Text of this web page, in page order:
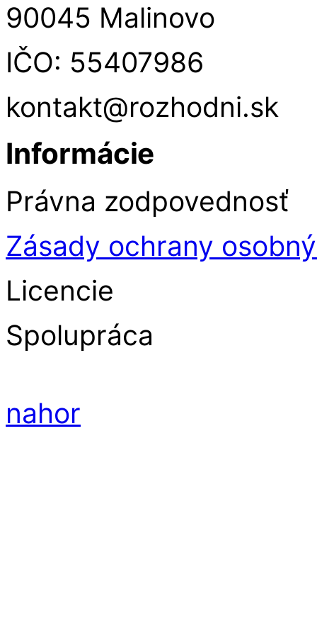
90045 Malinovo
IČO: 55407986
kontakt@rozhodni.sk
Informácie
Právna zodpovednosť
Zásady ochrany
Licencie
Spolupráca
nahor